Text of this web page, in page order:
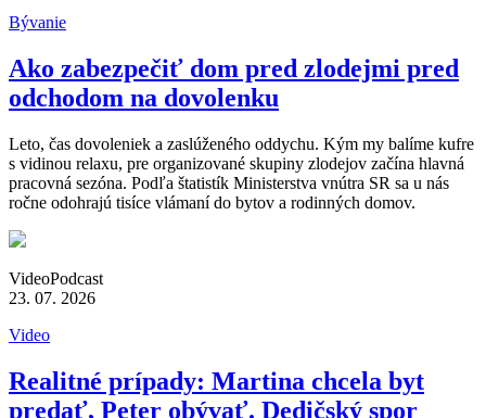
Bývanie
Ako zabezpečiť dom pred zlodejmi pred
odchodom na dovolenku
Leto, čas dovoleniek a zaslúženého oddychu. Kým my balíme kufre
s vidinou relaxu, pre organizované skupiny zlodejov začína hlavná
pracovná sezóna. Podľa štatistík Ministerstva vnútra SR sa u nás
ročne odohrajú tisíce vlámaní do bytov a rodinných domov.
VideoPodcast
23. 07. 2026
Video
Realitné prípady: Martina chcela byt
predať, Peter obývať. Dedičský spor